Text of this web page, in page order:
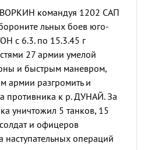
командуя 1202 САП
льных боев юго-
с 6.3. по 15.3.45 г
27 армии умелой
и быстрым маневром,
армии разгромить и
противника к р. ДУНАЙ. За
уничтожил 5 танков, 15
и офицеров
наступательных операций